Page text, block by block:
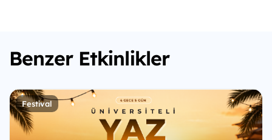
Benzer Etkinlikler
Festival